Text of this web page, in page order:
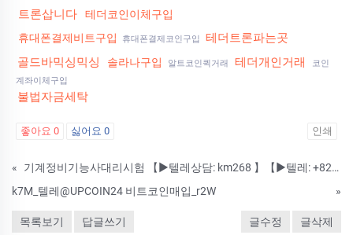
트론삽니다
테더코인이체구입
휴대폰결제비트구입
휴대폰결제코인구입
테더트론파는곳
골드바믹싱믹싱
솔라나구입 알트코인퀵거래 테더개인거래
코인
계좌이체구입
불법자금세탁
좋아요 0 싫어요 0 인쇄
«
기계정비기능사대리시험 【▶텔레상담: km268 】【▶텔레: +8210-2452-9789】국가기술자격증대리시험 텝스대리시험 토익대리시험 24시간 친절상담!! ➤안전보장-합격보장 ➤이미접수하셨어도 상담진행가능합니다. #자격증대
k7M_텔레@UPCOIN24 비트코인매입_r2W
»
목록보기 답글쓰기 글수정 글삭제